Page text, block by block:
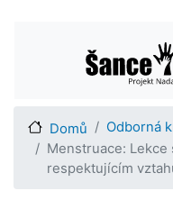
Main
Domů
Odborná
Menstruace:
respektujícím